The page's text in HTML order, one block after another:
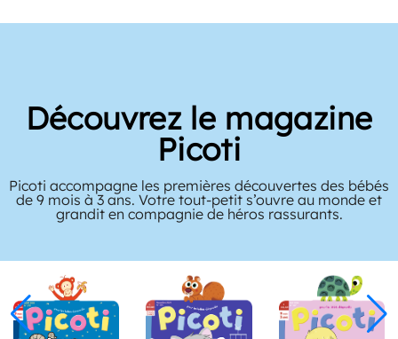
Découvrez le magazine
Picoti
Picoti accompagne les premières découvertes des bébés
de 9 mois à 3 ans. Votre tout-petit s’ouvre au monde et
grandit en compagnie de héros rassurants.